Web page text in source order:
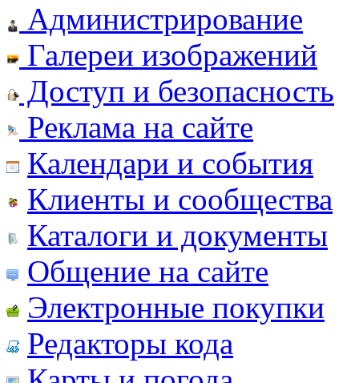
Администрирование
Галереи изображений
Доступ и безопасность
Реклама на сайте
Календари и события
Клиенты и сообщества
Каталоги и документы
Общение на сайте
Электронные покупки
Редакторы кода